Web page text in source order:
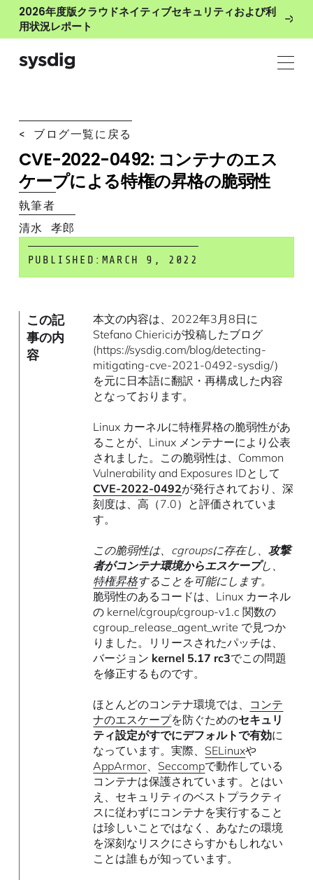
2026年度版クラウドネイティブセキュリティおよび利
用状況レポート
< ブログ一覧に戻る
CVE-2022-0492: コンテナのエス
ケープによる特権の昇格の脆弱性
執筆者
清水 孝郎
PUBLISHED: MARCH 9, 2022
この記
事の内
容
本文の内容は、2022年3月8日に
Stefano Chiericiが投稿したブログ
(https://sysdig.com/blog/detecting-
mitigating-cve-2021-0492-sysdig/）
を元に日本語に翻訳・再構成した内容
となっております。
Linux カーネルに特権昇格の脆弱性があ
ることが、Linux メンテナーにより公表
されました。この脆弱性は、Common
Vulnerability and Exposures IDとして
CVE-2022-0492が発行されており、深
刻度は、高（7.0）と評価されていま
す。
この脆弱性は、cgroupsに存在し、攻撃
者がコンテナ環境からエスケープし、
特権昇格することを可能にします。
脆弱性のあるコードは、Linux カーネル
の kernel/cgroup/cgroup-v1.c 関数の
cgroup_release_agent_write で見つか
りました。リリースされたパッチは、
バージョン kernel 5.17 rc3でこの問題
を修正するものです。
ほとんどのコンテナ環境では、 コンテ
ナのエスケープを防ぐためのセキュリ
ティ設定がすでにデフォルトで有効に
なっています。実際、 SELinuxや
AppArmor
Seccompで動作している
コンテナは保護されています。とはい
え、セキュリティのベストプラクティ
スに従わずにコンテナを実行すること
は珍しいことではなく、あなたの環境
を深刻なリスクにさらすかもしれない
ことは誰もが知っています。